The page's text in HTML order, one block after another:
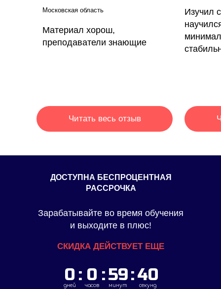
Материал хорош,
преподаватели знающие
Московская область
Читать весь отзыв
Изучил
39
ДОСТУПНА БЕСПРОЦЕНТНАЯ
РАССРОЧКА
Зарабатывайте во время обучения
и выходите в плюс!
СКИДКА ДЕЙСТВУЕТ ЕЩЕ
0
дней
: 0
часов
:59
минут
:39
секунд